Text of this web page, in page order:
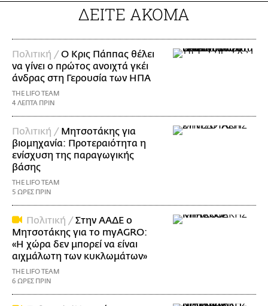
ΔΕΙΤΕ ΑΚΟΜΑ
Πολιτική /Ο Κρις Πάππας θέλει
να γίνει ο πρώτος ανοιχτά γκέι
άνδρας στη Γερουσία των ΗΠΑ
THE LIFO TEAM
4 ΛΕΠΤΑ ΠΡΙΝ
Πολιτική / Μητσοτάκης για
βιομηχανία: Προτεραιότητα η
ενίσχυση της παραγωγικής
βάσης
THE LIFO TEAM
5 ΩΡΕΣ ΠΡΙΝ
Πολιτική /Στην ΑΑΔΕ ο
Μητσοτάκης για το myAGRO:
«Η χώρα δεν μπορεί να είναι
αιχμάλωτη των κυκλωμάτων»
THE LIFO TEAM
6 ΩΡΕΣ ΠΡΙΝ